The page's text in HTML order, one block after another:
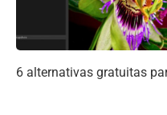
6 alternativas gratuitas